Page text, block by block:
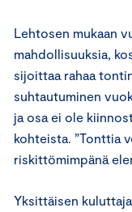
Lehtosen mukaan
mahdollisuuksia,
sijoittaa rahaa
suhtautuminen
ja osa ei ole
kohteista. ”Tonttia
riskittömimpänä
Yksittäisen